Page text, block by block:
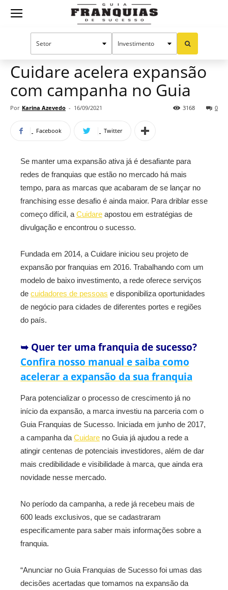
Guia
Manual do sucesso
Cuidare acelera expansão
com campanha no Guia
Por Karina Azevedo - 16/09/2021 0
3168
Facebook Twitter
Se manter uma expansão ativa já é desafiante para
redes de franquias que estão no mercado há mais
tempo, para as marcas que acabaram de se lançar no
franchising esse desafio é ainda maior. Para driblar esse
começo difícil, a Cuidare apostou em estratégias de
divulgação e encontrou o sucesso.
Fundada em 2014, a Cuidare iniciou seu projeto de
expansão por franquias em 2016. Trabalhando com um
modelo de baixo investimento, a rede oferece serviços
de cuidadores de pessoas e disponibiliza oportunidades
de negócio para cidades de diferentes portes e regiões
do país.
➥ Quer ter uma franquia de sucesso?
Confira nosso manual e saiba como
acelerar a expansão da sua franquia
Para potencializar o processo de crescimento já no
início da expansão, a marca investiu na parceria com o
Guia Franquias de Sucesso. Iniciada em junho de 2017,
a campanha da Cuidare no Guia já ajudou a rede a
atingir centenas de potenciais investidores, além de dar
mais credibilidade e visibilidade à marca, que ainda era
novidade nesse mercado.
No período da campanha, a rede já recebeu mais de
600 leads exclusivos, que se cadastraram
especificamente para saber mais informações sobre a
franquia.
“Anunciar no Guia Franquias de Sucesso foi umas das
decisões acertadas que tomamos na expansão da